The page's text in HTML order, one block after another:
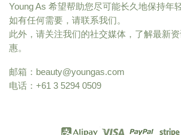
Young As 希望帮助您尽可能长久地保持年轻
如有任何需要，请联系我们。
此外，请关注我们的社交媒体，了解最新
惠。
邮箱： beauty@youngas.com
电话：+61 3 5294 0509